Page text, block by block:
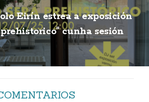
Eirín estrea a exposición
cunha sesión